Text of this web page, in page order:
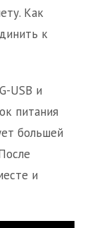
Как
к
USB и
питания
большей
и